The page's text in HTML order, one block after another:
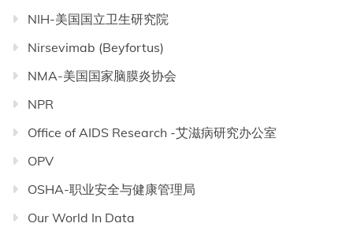
NIH-美国国立卫生研究院
Nirsevimab (Beyfortus)
NMA-美国国家脑膜炎协会
NPR
Office of AIDS Research -艾滋病研究办公室
OPV
OSHA-职业安全与健康管理局
Our World In Data